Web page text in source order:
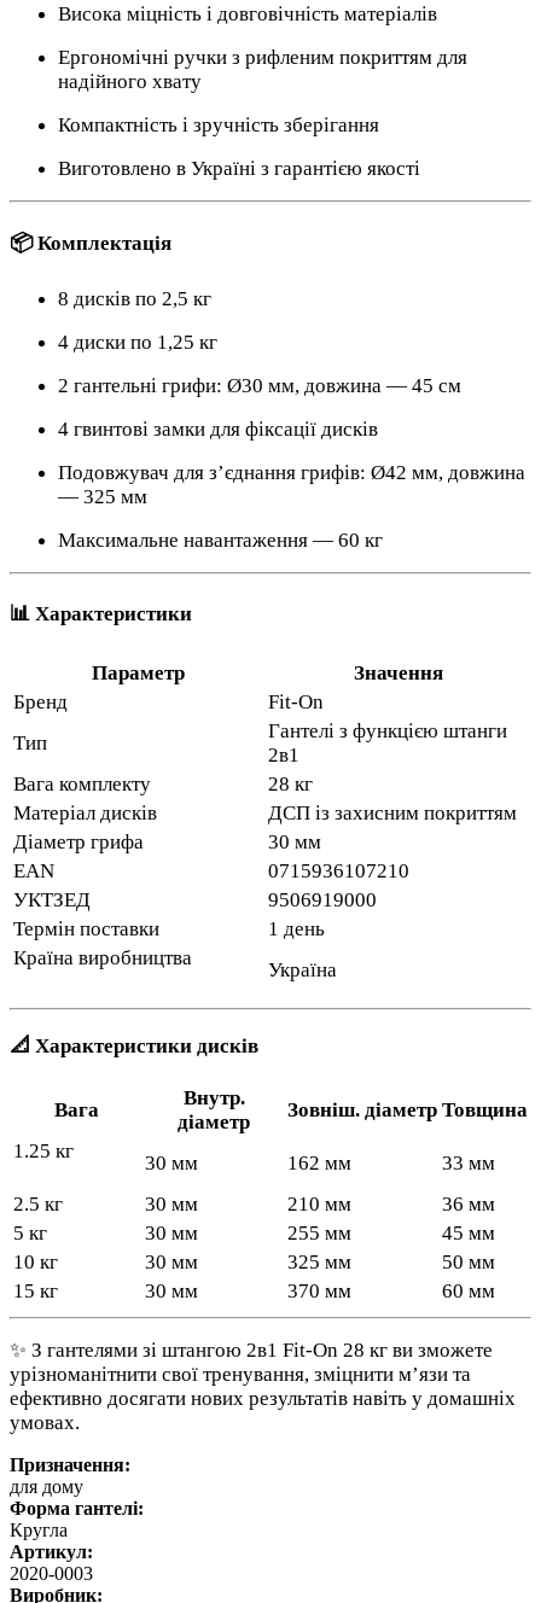
Висока міцність і довговічність матеріалів
Ергономічні ручки з рифленим покриттям для
надійного хвату
Компактність і зручність зберігання
Виготовлено в Україні з гарантією якості
📦 Комплектація
8 дисків по 2,5 кг
4 диски по 1,25 кг
2 гантельні грифи: Ø30 мм, довжина — 45 см
4 гвинтові замки для фіксації дисків
Подовжувач для з’єднання грифів: Ø42 мм, довжина
— 325 мм
Максимальне навантаження — 60 кг
📊 Характеристики
Параметр
Значення
Бренд
Fit-On
Тип
Гантелі з функцією штанги
2в1
Вага комплекту
28 кг
Матеріал дисків
ДСП із захисним покриттям
Діаметр грифа
30 мм
EAN
0715936107210
УКТЗЕД
9506919000
Термін поставки
1 день
Країна виробництва
Україна
📐 Характеристики дисків
Вага
Внутр.
діаметр
Зовніш. діаметр Товщина
1.25 кг
30 мм 162 мм
33 мм
2.5 кг
30 мм 210 мм
36 мм
5 кг
30 мм 255 мм
45 мм
10 кг
30 мм 325 мм
50 мм
15 кг
30 мм 370 мм 60 мм
✨ З гантелями зі штангою 2в1 Fit-On 28 кг ви зможете
урізноманітнити свої тренування, зміцнити м’язи та
ефективно досягати нових результатів навіть у домашніх
умовах.
Призначення:
для дому
Форма гантелі:
Кругла
Артикул:
2020-0003
Виробник: